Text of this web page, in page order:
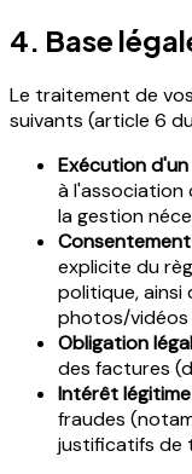
4. Base
Le traitement de
suivants (article 6 du
Exécution
à
la gestion
Consentement
explicite du
politique, ainsi
photos/vidéos
Obligation
des factures
Intérêt légitime
fraudes
justificatifs de